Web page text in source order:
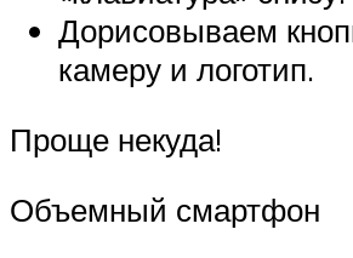
Дорисовываем
камеру и логотип.
Проще некуда!
Объемный смартфон